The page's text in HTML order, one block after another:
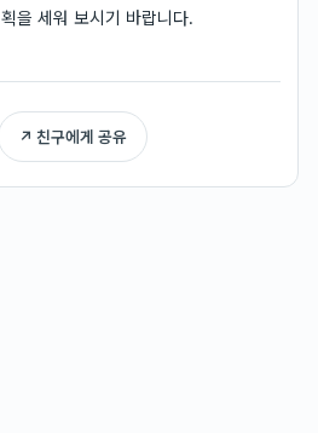
을 세워 보시기 바랍니다.
↗ 친구에게 공유